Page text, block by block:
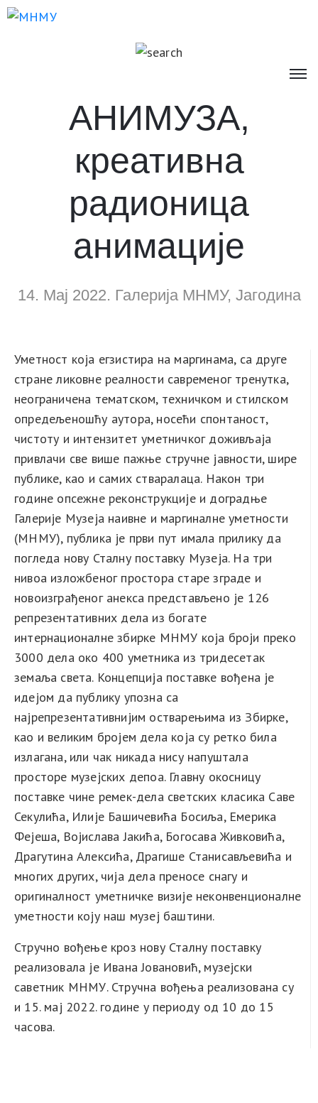
АНИМУЗА,
креативна
радионица
анимације
14. Мај 2022. Галерија МНМУ, Јагодина
Уметност која егзистира на маргинама, са друге
стране ликовне реалности савременог тренутка,
неограничена тематском, техничком и стилском
опредељеношћу аутора, носећи спонтаност,
чистоту и интензитет уметничког доживљаја
привлачи све више пажње стручне јавности, шире
публике, као и самих стваралаца. Након три
године опсежне реконструкције и доградње
Галерије Музеја наивне и маргиналне уметности
(МНМУ), публика је први пут имала прилику да
погледа нову Сталну поставку Музеја. На три
нивоа изложбеног простора старе зграде и
новоизграђеног анекса представљено је 126
репрезентативних дела из богате
интернационалне збирке МНМУ која броји преко
3000 дела око 400 уметника из тридесетак
земаља света. Концепција поставке вођена је
идејом да публику упозна са
најрепрезентативнијим остварењима из Збирке,
као и великим бројем дела која су ретко била
излагана, или чак никада нису напуштала
просторе музејских депоа. Главну окосницу
поставке чине ремек-дела светских класика Саве
Секулића, Илије Башичевића Босиља, Емерика
Фејеша, Војислава Јакића, Богосава Живковића,
Драгутина Алексића, Драгише Станисављевића и
многих других, чија дела преносе снагу и
оригиналност уметничке визије неконвенционалне
уметности коју наш музеј баштини.
Стручно вођење кроз нову Сталну поставку
реализовала је Ивана Јовановић, музејски
саветник МНМУ. Стручна вођења реализована су
и 15. мај 2022. године у периоду од 10 до 15
часова.